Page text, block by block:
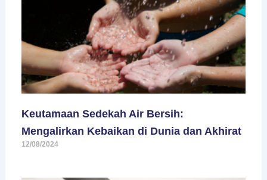
Keutamaan Sedekah Air Bersih:
Mengalirkan Kebaikan di Dunia dan Akhirat
12/08/2024